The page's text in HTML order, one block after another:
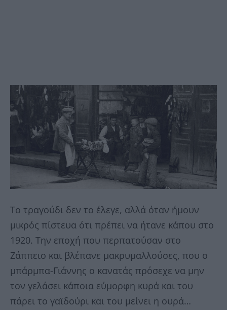
Το τραγούδι δεν το έλεγε, αλλά όταν ήμουν
μικρός πίστευα ότι πρέπει να ήτανε κάπου στο
1920. Την εποχή που περπατούσαν στο
Ζάππειο και βλέπανε μακρυμαλλούσες, που ο
μπάρμπα-Γιάννης ο κανατάς πρόσεχε να μην
τον γελάσει κάποια εύμορφη κυρά και του
πάρει το γαϊδούρι και του μείνει η ουρά…